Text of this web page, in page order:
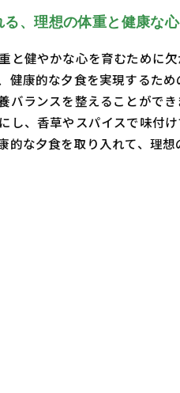
、理想の体重と健康な心
と健やかな心を育むために
健康的な夕食を実現するた
バランスを整えることがで
し、香草やスパイスで味付
的な夕食を取り入れて、理